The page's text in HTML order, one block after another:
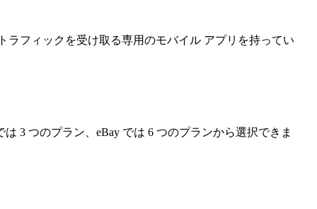
ラフィックを受け取る専用のモバイル アプリを持ってい
3 つのプラン、eBay では 6 つのプランから選択できま